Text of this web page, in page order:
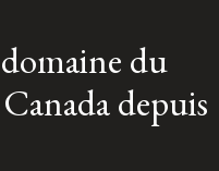
du
depuis